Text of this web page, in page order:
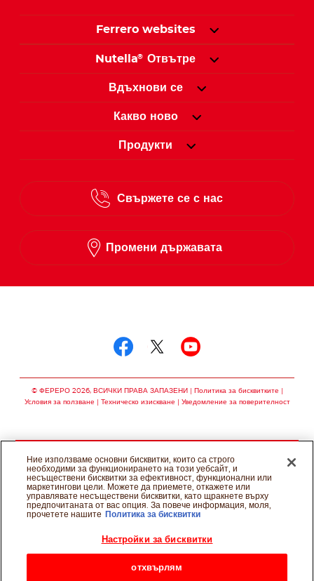
Ferrero websites
Nutella® Отвътре
Вдъхнови се
Какво ново
Продукти
Свържете се с нас
Промени държавата
© ФЕРЕРО 2026, ВСИЧКИ ПРАВА ЗАПАЗЕНИ
Политика за бисквитките
Условия за ползване
Техническо изискване Уведомление за поверителност
Ние използваме основни бисквитки, които са строго
необходими за функционирането на този уебсайт, и
несъществени бисквитки за ефективност, функционални или
маркетингови цели. Можете да приемете, откажете или
управлявате несъществени бисквитки, като щракнете върху
предпочитаната от вас опция. За повече информация, моля,
прочетете нашите
Политика за бисквитки
Настройки за бисквитки
отхвърлям